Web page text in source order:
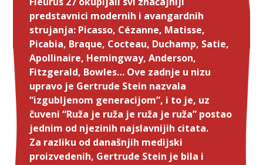
predstavnici modernih i avangardnih
strujanja: Picasso, Cézanne, Matisse,
Picabia, Braque, Cocteau, Duchamp, Satie,
Apollinaire, Hemingway, Anderson,
Fitzgerald, Bowles… Ove zadnje u nizu
upravo je Gertrude Stein nazvala
“izgubljenom generacijom”, i to je, uz
čuveni “Ruža je ruža je ruža je ruža” postao
jednim od njezinih najslavnijih citata.
Za razliku od današnjih medijski
proizvedenih, Gertrude Stein je bila i